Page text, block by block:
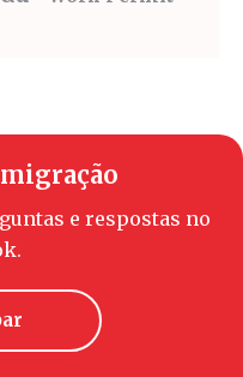
e respostas no